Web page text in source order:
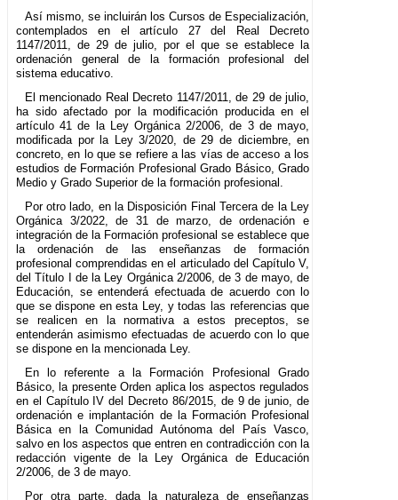
Así mismo, se incluirán los Cursos de Especialización,
contemplados en el artículo 27 del Real Decreto
1147/2011, de 29 de julio, por el que se establece la
ordenación general de la formación profesional del
sistema educativo.
El mencionado Real Decreto 1147/2011, de 29 de julio,
ha sido afectado por la modificación producida en el
artículo 41 de la Ley Orgánica 2/2006, de 3 de mayo,
modificada por la Ley 3/2020, de 29 de diciembre, en
concreto, en lo que se refiere a las vías de acceso a los
estudios de Formación Profesional Grado Básico, Grado
Medio y Grado Superior de la formación profesional.
Por otro lado, en la Disposición Final Tercera de la Ley
Orgánica 3/2022, de 31 de marzo, de ordenación e
integración de la Formación profesional se establece que
la ordenación de las enseñanzas de formación
profesional comprendidas en el articulado del Capítulo V,
del Título I de la Ley Orgánica 2/2006, de 3 de mayo, de
Educación, se entenderá efectuada de acuerdo con lo
que se dispone en esta Ley, y todas las referencias que
se realicen en la normativa a estos preceptos, se
entenderán asimismo efectuadas de acuerdo con lo que
se dispone en la mencionada Ley.
En lo referente a la Formación Profesional Grado
Básico, la presente Orden aplica los aspectos regulados
en el Capítulo IV del Decreto 86/2015, de 9 de junio, de
ordenación e implantación de la Formación Profesional
Básica en la Comunidad Autónoma del País Vasco,
salvo en los aspectos que entren en contradicción con la
redacción vigente de la Ley Orgánica de Educación
2/2006, de 3 de mayo.
Por otra parte, dada la naturaleza de enseñanzas